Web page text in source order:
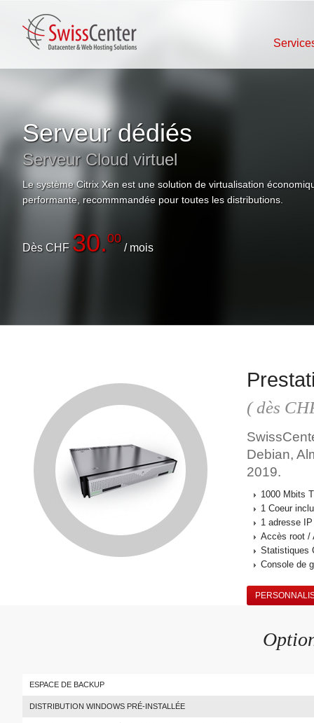
Serveur dédiés
Serveur Cloud virtuel
Le système Citrix Xen est une solution de virtualisation
performante, recommmandée pour toutes les distributions.
Dès CHF 30.00
/ mois
( dès
Debian,
2019.
1000 Mbits
1 Coeur
1 adresse
Accès root /
Statistiques
Console de
ESPACE DE BACKUP
DISTRIBUTION WINDOWS PRÉ-INSTALLÉE